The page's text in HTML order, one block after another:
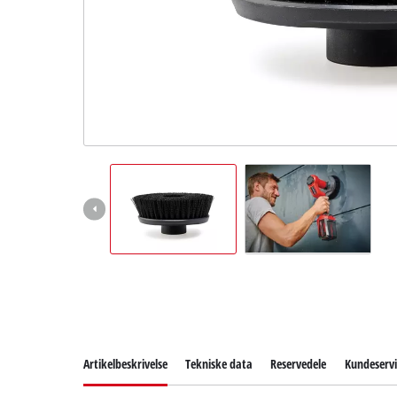
Artikelbeskrivelse Tekniske data Reservedele